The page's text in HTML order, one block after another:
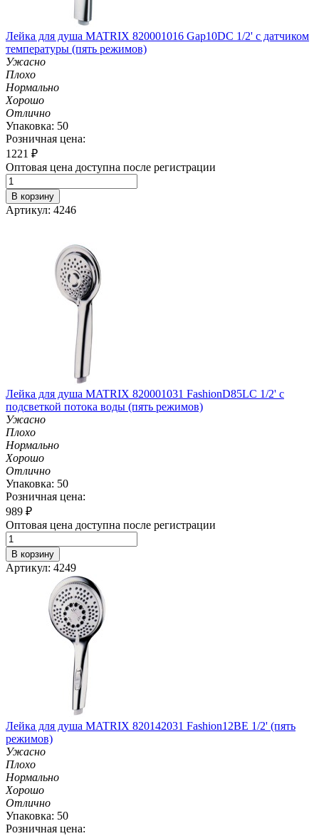
Лейка для душа MATRIX 820001016 Gap10DC 1/2' с датчиком
температуры (пять режимов)
Ужасно
Плохо
Нормально
Хорошо
Отлично
Упаковка: 50
Розничная цена:
1221 ₽
Оптовая цена доступна после регистрации
В корзину
Артикул: 4246
Лейка для душа MATRIX 820001031 Fashion­D85LC 1/2' с
подсветкой потока воды (пять режимов)
Ужасно
Плохо
Нормально
Хорошо
Отлично
Упаковка: 50
Розничная цена:
989 ₽
Оптовая цена доступна после регистрации
В корзину
Артикул: 4249
Лейка для душа MATRIX 820142031 Fashion12BE 1/2' (пять
режимов)
Ужасно
Плохо
Нормально
Хорошо
Отлично
Упаковка: 50
Розничная цена: